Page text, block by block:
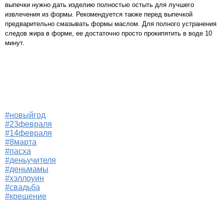
выпечки нужно дать изделию полностью остыть для лучшего
извлечения из формы. Рекомендуется также перед выпечкой
предварительно смазывать формы маслом. Для полного устранения
следов жира в форме, ее достаточно просто прокипятить в воде 10
минут.
#новыйгод
#23февраля
#14февраля
#8марта
#пасха
#деньучителя
#деньмамы
#хэллоуин
#свадьба
#крещение